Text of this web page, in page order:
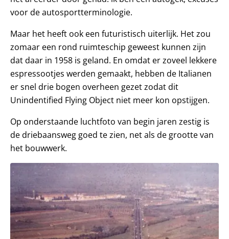
voor de autosportterminologie.
Maar het heeft ook een futuristisch uiterlijk. Het zou
zomaar een rond ruimteschip geweest kunnen zijn
dat daar in 1958 is geland. En omdat er zoveel lekkere
espressootjes werden gemaakt, hebben de Italianen
er snel drie bogen overheen gezet zodat dit
Unindentified Flying Object niet meer kon opstijgen.
Op onderstaande luchtfoto van begin jaren zestig is
de driebaansweg goed te zien, net als de grootte van
het bouwwerk.